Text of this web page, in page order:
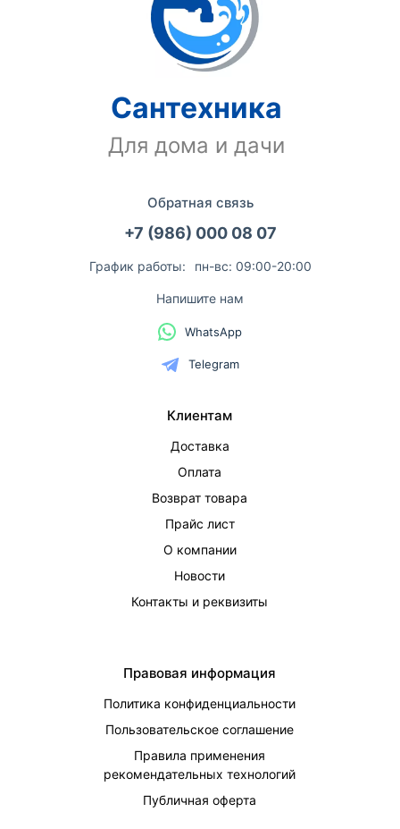
Сантехника
Для дома и дачи
Обратная связь
+7 (986) 000 08 07
График работы: пн-вс: 09:00-20:00
Напишите нам
WhatsApp
Telegram
Клиентам
Доставка
Оплата
Возврат товара
Прайс лист
О компании
Новости
Контакты и реквизиты
Правовая информация
Политика конфиденциальности
Пользовательское соглашение
Правила применения
рекомендательных технологий
Публичная оферта